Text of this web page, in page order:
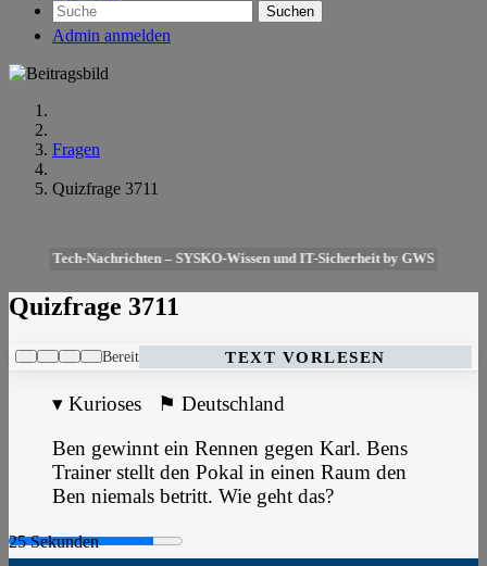
Suchen
Admin anmelden
Fragen
Quizfrage 3711
Tech-Nachrichten – SYSKO-Wissen und IT-Sicherheit by GWS
Quizfrage 3711
Bereit TEXT VORLESEN
▾ Kurioses ⚑ Deutschland
Ben gewinnt ein Rennen gegen Karl. Bens
Trainer stellt den Pokal in einen Raum den
Ben niemals betritt. Wie geht das?